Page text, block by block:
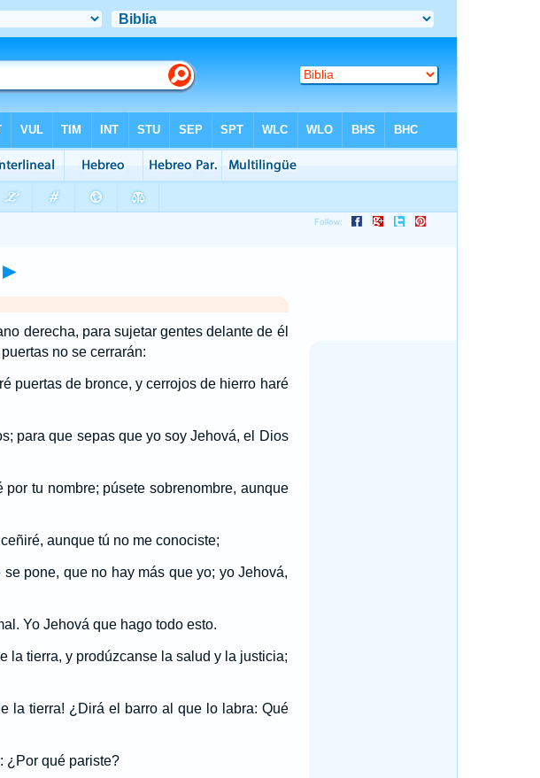
►
derecha, para sujetar gentes delante de él
no se cerrarán:
puertas de bronce, y cerrojos de hierro haré
para que sepas que yo soy Jehová, el Dios
tu nombre; púsete sobrenombre, aunque
aunque tú no me conociste;
pone, que no hay más que yo; yo Jehová,
Yo Jehová que hago todo esto.
la tierra, y prodúzcanse la salud y la justicia;
la tierra! ¿Dirá el barro al que lo labra: Qué
¿Por qué pariste?